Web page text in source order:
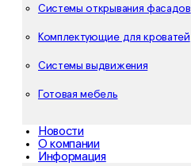
Системы открывания фасадов
Комплектующие для кроватей
Системы выдвижения
Готовая мебель
Новости
О компании
Информация